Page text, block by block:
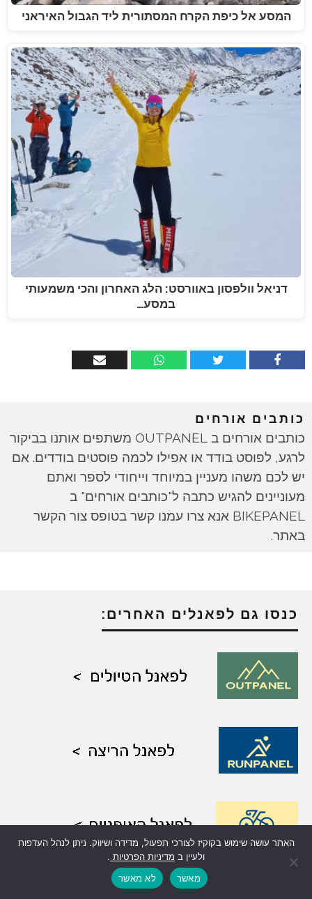
המסע אל כיפת הקרח המסתורית ליד הגבול האיראני
דניאל וולפסון באוורסט: הלג האחרון והכי משמעותי
במסע…
כותבים אורחים
כותבים אורחים ב OUTPANEL משתפים אותנו בביקור
לרגע, לפוסט בודד או אפילו לכמה פוסטים בודדים. אם
יש לכם משהו מעניין במיוחד וייחודי לספר ואתם
מעוניינים להגיש כתבה ל"כותבים אורחים" ב
BIKEPANEL אנא צרו עמנו קשר בטופס צור הקשר
באתר.
כנסו גם לפאנלים האחרים:
מומלץ לבדוק:
האתר עושה שימוש בקוקיז לצורכי תפעול, מדידה ושיווק. ניתן לנהל העדפות
ולעיין ב מדיניות הפרטיות .
מאשר
לא מאשר